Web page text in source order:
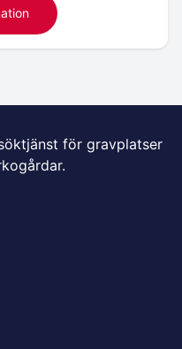
för gravplatser